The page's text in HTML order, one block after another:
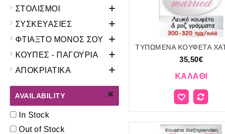
ΣΤΟΛΙΣΜΟΙ +
ΣΥΣΚΕΥΑΣΙΕΣ +
ΦΤΙΑΞΤΟ ΜΟΝΟΣ ΣΟΥ +
ΚΟΥΠΕΣ - ΠΑΓΟΥΡΙΑ +
ΑΠΟΚΡΙΑΤΙΚΑ +
AVAILABILITY
In Stock
Out of Stock
35,50€
ΚΑΛΆΘΙ